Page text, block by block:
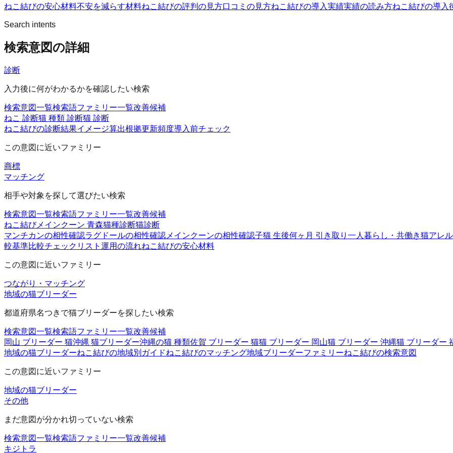
ねこ結びの安心材料不安を減らす材料ねこ結びの評判の見方口コミの見方ねこ結びの導入実績実績の読み方ねこ結びの導入
Search intents
検索意図の詳細
診断
入力後に何がわかるかを確認したい検索
検索意図一覧検索語ファミリー一覧改善候補
ねこ 診断猫 種類 診断猫 診断
ねこ結びの診断結果イメージ算出根拠更新頻度導入前チェック
この意図に近いファミリー
商標
マッチング
相手や対象を探して選びたい検索
検索意図一覧検索語ファミリー一覧改善候補
ねこ結びメインクーン 青森猫種診断猫診断
マンチカンの相性確認ラグドールの相性確認メインクーンの相性確認子猫 生後何ヶ月 引き取り 一人暮らし・共働き猫アレ
較基準比較チェックリスト 運用の流れねこ結びの安心材料
この意図に近いファミリー
つながり・マッチング
地域の猫ブリーダー
都道府県名つきで猫ブリーダーを探したい検索
検索意図一覧検索語ファミリー一覧改善候補
岡山 ブリーダー 猫沖縄 猫ブリーダー沖縄の猫 種類佐賀 ブリーダー 猫猫 ブリーダー 岡山猫 ブリーダー 沖縄猫 ブリーダー
地域の猫ブリーダーねこ結びの地域別ガイドねこ結びのマッチング地域ブリーダーファミリーねこ結びの検索意図
この意図に近いファミリー
地域の猫ブリーダー
その他
まだ意図が分かれ切っていない検索
検索意図一覧検索語ファミリー一覧改善候補
キジトラ